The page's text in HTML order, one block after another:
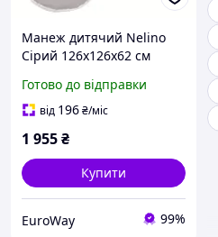
Манеж дитячий Nelino
Сірий 126х126х62 см
Ігровий манеж для
малюка
Готово до відправки
від 196₴/міс
1 955₴
Купити
EuroWay 99%